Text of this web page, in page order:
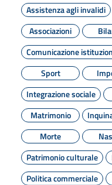
Assistenza agli invalidi
Associazioni
Comunicazione
Sport
Integrazione sociale
Matrimonio
Morte
Patrimonio culturale
Politica commerciale